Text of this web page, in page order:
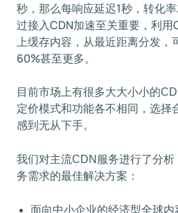
秒，那么每响应延迟1秒，转化
过接入CDN加速至关重要，利用
上缓存内容，从最近距离分发，
60%甚至更多。
目前市场上有很多大大小小的
定价模式和功能各不相同，选择
感到无从下手。
我们对主流CDN服务进行了分
务需求的最佳解决方案：
面向中小企业的经济型全球内